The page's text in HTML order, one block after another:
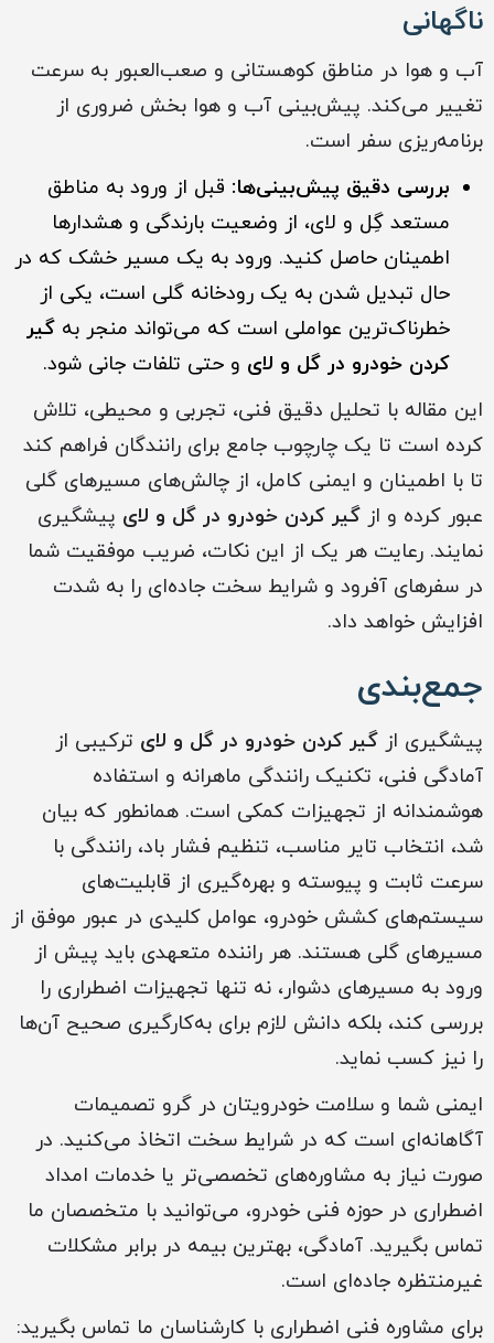
ناگهانی
آب و هوا در مناطق کوهستانی و صعب‌العبور به سرعت
تغییر می‌کند. پیش‌بینی آب و هوا بخش ضروری از
برنامه‌ریزی سفر است.
بررسی دقیق پیش‌بینی‌ها: قبل از ورود به مناطق
مستعد گِل و لای، از وضعیت بارندگی و هشدارها
اطمینان حاصل کنید. ورود به یک مسیر خشک که در
حال تبدیل شدن به یک رودخانه گلی است، یکی از
خطرناک‌ترین عواملی است که می‌تواند منجر به گیر
کردن خودرو در گل و لای و حتی تلفات جانی شود.
این مقاله با تحلیل دقیق فنی، تجربی و محیطی، تلاش
کرده است تا یک چارچوب جامع برای رانندگان فراهم کند
تا با اطمینان و ایمنی کامل، از چالش‌های مسیرهای گلی
عبور کرده و از گیر کردن خودرو در گل و لای پیشگیری
نمایند. رعایت هر یک از این نکات، ضریب موفقیت شما
در سفرهای آفرود و شرایط سخت جاده‌ای را به شدت
افزایش خواهد داد.
جمع‌بندی
پیشگیری از گیر کردن خودرو در گل و لای ترکیبی از
آمادگی فنی، تکنیک رانندگی ماهرانه و استفاده
هوشمندانه از تجهیزات کمکی است. همانطور که بیان
شد، انتخاب تایر مناسب، تنظیم فشار باد، رانندگی با
سرعت ثابت و پیوسته و بهره‌گیری از قابلیت‌های
سیستم‌های کشش خودرو، عوامل کلیدی در عبور موفق از
مسیرهای گلی هستند. هر راننده متعهدی باید پیش از
ورود به مسیرهای دشوار، نه تنها تجهیزات اضطراری را
بررسی کند، بلکه دانش لازم برای به‌کارگیری صحیح آن‌ها
را نیز کسب نماید.
ایمنی شما و سلامت خودرویتان در گرو تصمیمات
آگاهانه‌ای است که در شرایط سخت اتخاذ می‌کنید. در
صورت نیاز به مشاوره‌های تخصصی‌تر یا خدمات امداد
اضطراری در حوزه فنی خودرو، می‌توانید با متخصصان ما
تماس بگیرید. آمادگی، بهترین بیمه در برابر مشکلات
غیرمنتظره جاده‌ای است.
برای مشاوره فنی اضطراری با کارشناسان ما تماس بگیرید: